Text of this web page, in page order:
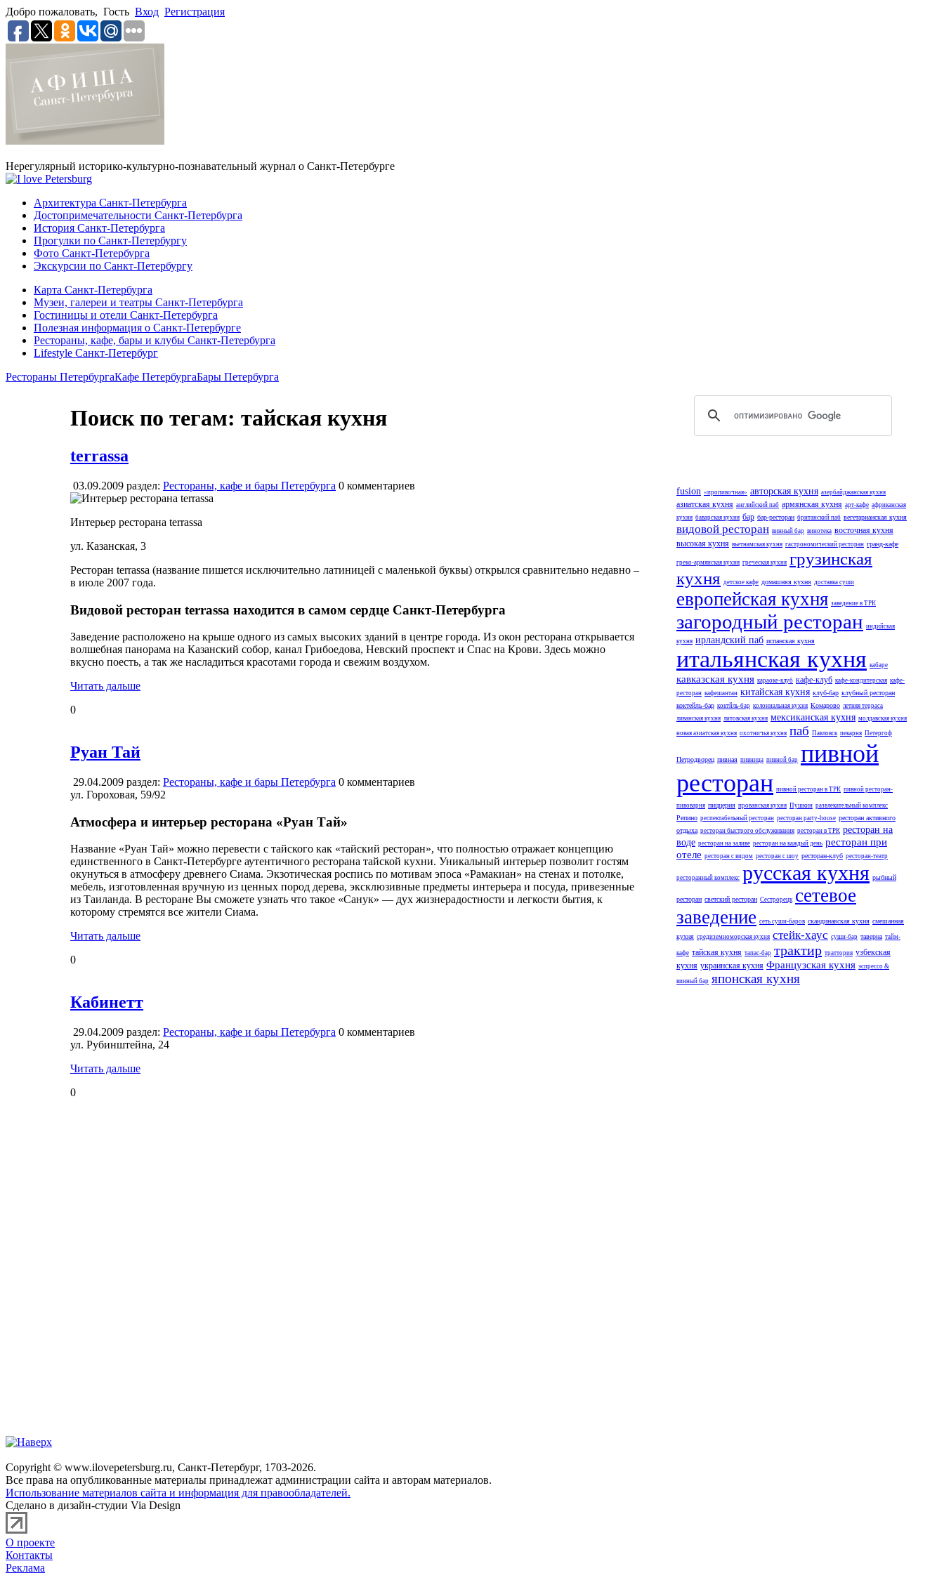
Добро пожаловать, Гость Вход Регистрация
Нерегулярный историко-культурно-познавательный журнал о Санкт-Петербурге
Архитектура Санкт-Петербурга
Достопримечательности Санкт-Петербурга
История Санкт-Петербурга
Прогулки по Санкт-Петербургу
Фото Санкт-Петербурга
Экскурсии по Санкт-Петербургу
Карта Санкт-Петербурга
Музеи, галереи и театры Санкт-Петербурга
Гостиницы и отели Санкт-Петербурга
Полезная информация о Санкт-Петербурге
Рестораны, кафе, бары и клубы Санкт-Петербурга
Lifestyle Санкт-Петербург
Рестораны ПетербургаКафе ПетербургаБары Петербурга
Поиск по тегам: тайская кухня
terrassa
03.09.2009 раздел: Рестораны, кафе и бары Петербурга 0 комментариев
Интерьер ресторана terrassa
ул. Казанская, 3
Ресторан terrassa (название пишется исключительно латиницей с маленькой буквы) открылся сравнительно недавно –
в июле 2007 года.
Видовой ресторан terrassa находится в самом сердце Санкт-Петербурга
Заведение расположено на крыше одного из самых высоких зданий в центре города. Из окон ресторана открывается
волшебная панорама на Казанский собор, канал Грибоедова, Невский проспект и Спас на Крови. Здесь можно
вкусно поесть, а так же насладиться красотами города и свежим воздухом.
Читать дальше
0
Руан Тай
29.04.2009 раздел: Рестораны, кафе и бары Петербурга 0 комментариев
ул. Гороховая, 59/92
Атмосфера и интерьер ресторана «Руан Тай»
Название «Руан Тай» можно перевести с тайского как «тайский ресторан», что полностью отражает концепцию
единственного в Санкт-Петербурге аутентичного ресторана тайской кухни. Уникальный интерьер позволит гостям
окунуться в атмосферу древнего Сиама. Экзотическая роспись по мотивам эпоса «Рамакиан» на стенах и потолке,
мебель, изготовленная вручную из ценных пород дерева, эксклюзивные предметы интерьера и посуда, привезенные
из Таиланда. В ресторане Вы сможете узнать что такое «Санук» — дух жизнерадостности и легкости бытия, к
которому стремятся все жители Сиама.
Читать дальше
0
Кабинетт
29.04.2009 раздел: Рестораны, кафе и бары Петербурга 0 комментариев
ул. Рубинштейна, 24
Читать дальше
0
fusion «пропивочная» авторская кухня азербайджанская кухня
азиатская кухня английский паб армянская кухня арт-кафе африканская
кухня баварская кухня бар бар-ресторан британский паб вегетарианская кухня
видовой ресторан винный бар винотека восточная кухня
высокая кухня вьетнамская кухня гастрономический ресторан гранд-кафе
греко-армянская кухня греческая кухня грузинская
кухня детское кафе домашняя кухня доставка суши
европейская кухня заведение в ТРК
загородный ресторан индийская
кухня ирландский паб испанская кухня
итальянская кухня кабаре
кавказская кухня караоке-клуб кафе-клуб кафе-кондитерская кафе-
ресторан кафешантан китайская кухня клуб-бар клубный ресторан
коктейль-бар коктйль-бар колониальная кухня Комарово летняя терраса
ливанская кухня литовская кухня мексиканская кухня молдавская кухня
новая азиатская кухня охотничья кухня паб Павловск пекарня Петергоф
Петродворец пивная пивница пивной бар пивной
ресторан пивной ресторан в ТРК пивной ресторан-
пивоварня пиццерия прованская кухня Пушкин развлекательный комплекс
Репино респектабельный ресторан ресторан party-house ресторан активного
отдыха ресторан быстрого обслуживания ресторан в ТРК ресторан на
воде ресторан на заливе ресторан на каждый день ресторан при
отеле ресторан с видом ресторан с шоу ресторан-клуб ресторан-театр
ресторанный комплекс русская кухня рыбный
ресторан светский ресторан Сестрорецк сетевое
заведение сеть суши-баров скандинавская кухня смешанная
кухня средиземноморская кухня стейк-хаус суши-бар таверна тайм-
кафе тайская кухня тапас-бар трактир траттория узбекская
кухня украинская кухня Французская кухня эспрессо &
винный бар японская кухня
Copyright © www.ilovepetersburg.ru, Санкт-Петербург, 1703-2026.
Все права на опубликованные материалы принадлежат администрации сайта и авторам материалов.
Использование материалов сайта и информация для правообладателей.
Сделано в дизайн-студии Via Design
О проекте
Контакты
Реклама